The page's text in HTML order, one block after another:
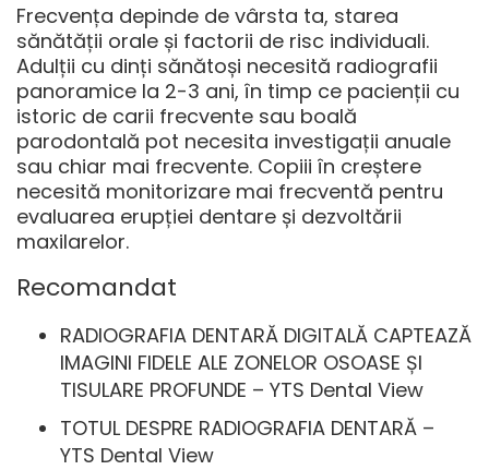
Frecvența depinde de vârsta ta, starea
sănătății orale și factorii de risc individuali.
Adulții cu dinți sănătoși necesită radiografii
panoramice la 2-3 ani, în timp ce pacienții cu
istoric de carii frecvente sau boală
parodontală pot necesita investigații anuale
sau chiar mai frecvente. Copiii în creștere
necesită monitorizare mai frecventă pentru
evaluarea erupției dentare și dezvoltării
maxilarelor.
Recomandat
RADIOGRAFIA DENTARĂ DIGITALĂ CAPTEAZĂ
IMAGINI FIDELE ALE ZONELOR OSOASE ȘI
TISULARE PROFUNDE – YTS Dental View
TOTUL DESPRE RADIOGRAFIA DENTARĂ –
YTS Dental View